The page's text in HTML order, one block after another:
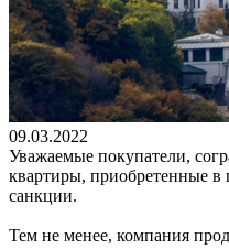
09.03.2022
Уважаемые покупатели,
квартиры, приобретенные в
санкции.
Тем не менее, компания